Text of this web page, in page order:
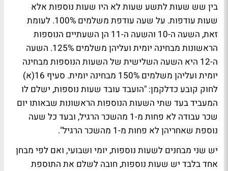
בין שש שעות לתשע שעות לא היו שעות נוספות אלא
שעות עודפות. על שעה עודפת משלמים 100%. לעומת
זאת, השעה ה-10 והשעה ה-11 הן השעתיים הנוספות
הראשונות מבחינה יומית ועליהן משלמים 125%. השעה
ה-12 היא השעה השלישית של השעות הנוספות מבחינה
יומית ועליהן משלמים 150% מבחינה יומית. סעיף 16(א)
לחוק קובע כדלקמן: "הועבד עובד שעות נוספות, ישלם לו
המעביד בעד שתי השעות הנוספות הראשונות שבאותו יום
שכר עבודה לא פחות מ-1 מהשכר הרגיל, ובעד כל שעה
נוספת שאחריהן לא פחות מ-1 מהשכר הרגיל".
יש שני מבחנים לשעות נוספות, יומי ושבועי, ואם לפי מבחן
אחד בלבד יש שעות נוספות, חובה לשלם את התוספת